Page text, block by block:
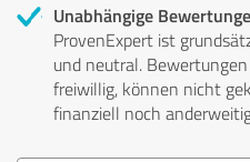
Unabhängige
ProvenExpert ist
und neutral.
freiwillig, können nicht
finanziell noch